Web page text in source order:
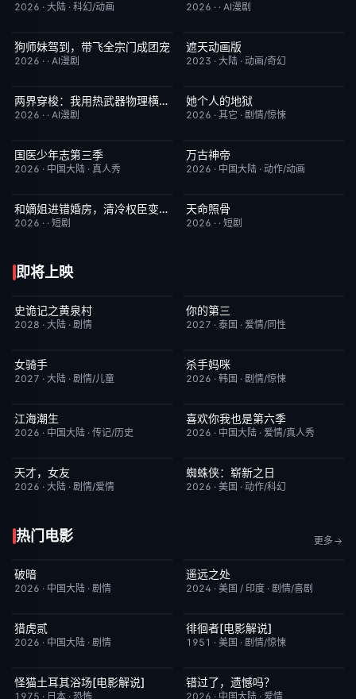
2026 · 大陆 · 科幻/动画 2026 · · AI漫剧
完结 10.0
狗师妹驾到，带飞全宗门成团宠
2026 · · AI漫剧
更新至第174集
遮天动画版
2023 · 大陆 · 动画/奇幻
完结 10.0两界穿梭：我用热武器物理横推修真界
2026 · · AI漫剧
HD中字
她个人的地狱
2026 · 其它 · 剧情/惊悚
昨日更新
国医少年志第三季
2026 · 中国大陆 · 真人秀
更新至第7集
万古神帝
2026 · 中国大陆 · 动作/动画
完结 10.0和嫡姐进错婚房，清冷权臣变忠犬
2026 · · 短剧
完结
天命照骨
2026 · · 短剧
即将上映
6月23日更新
史诡记之黄泉村
2028 · 大陆 · 剧情
更新至第02集
你的第三
2027 · 泰国 · 爱情/同性
7月15日更新
女骑手
2027 · 大陆 · 剧情/儿童
更新至第03集
杀手妈咪
2026 · 韩国 · 剧情/惊悚
更新至第28集
江海潮生
2026 · 中国大陆 · 传记/历史
今日更新
喜欢你我也是第六季
2026 · 中国大陆 · 爱情/真人秀
更新至第18集
天才，女友
2026 · 大陆 · 剧情/爱情
TC中字
蜘蛛侠：崭新之日
2026 · 美国 · 动作/科幻
热门电影 更多
今日更新
破暗
2026 · 中国大陆 · 剧情
今日更新
遥远之处
2024 · 美国 / 印度 · 剧情/喜剧
今日更新
猎虎贰
2026 · 中国大陆 · 剧情
已完结
徘徊者[电影解说]
1951 · 美国 · 剧情/惊悚
已完结
怪猫土耳其浴场[电影解说]
1975 · 日本 · 恐怖
HD国语
错过了，遗憾吗？
2026 · 中国大陆 · 爱情